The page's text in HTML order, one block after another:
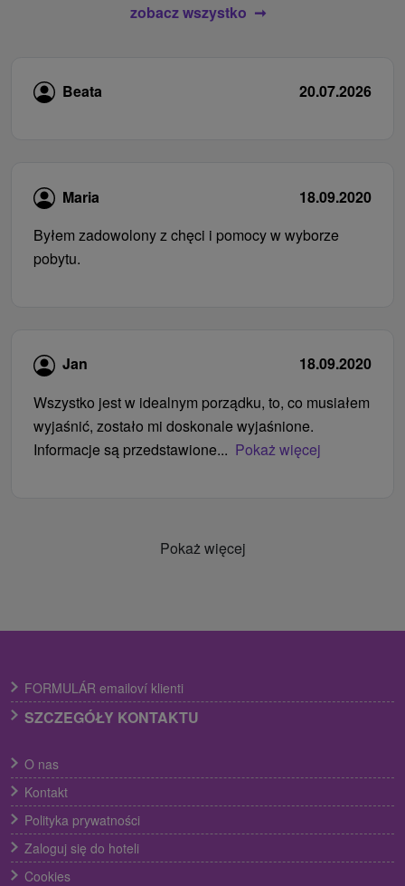
zobacz wszystko
Beata 20.07.2026
Maria
18.09.2020
Byłem zadowolony z chęci i pomocy w wyborze
pobytu.
Jan
18.09.2020
Wszystko jest w idealnym porządku, to, co musiałem
wyjaśnić, zostało mi doskonale wyjaśnione.
Informacje są przedstawione... Pokaż więcej
Pokaż więcej
FORMULÁR emailoví klienti
SZCZEGÓŁY KONTAKTU
O nas
Kontakt
Polityka prywatności
Zaloguj się do hoteli
Cookies